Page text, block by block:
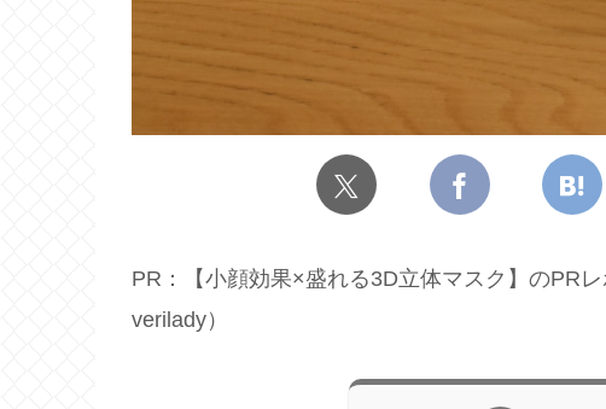
PR：【小顔効果×盛れる3D立体マスク】のPR
verilady）